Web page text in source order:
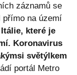
záznamů se
přímo na území
které je
Koronavirus
světýlkem
portál Metro